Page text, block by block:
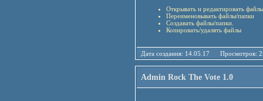
Открывать и редактировать
Переименовывать файлы/папки
Создавать файлы/папки.
Копировать/удалять файлы
Дата создания: 14.05.17
Admin Rock The Vote 1.0